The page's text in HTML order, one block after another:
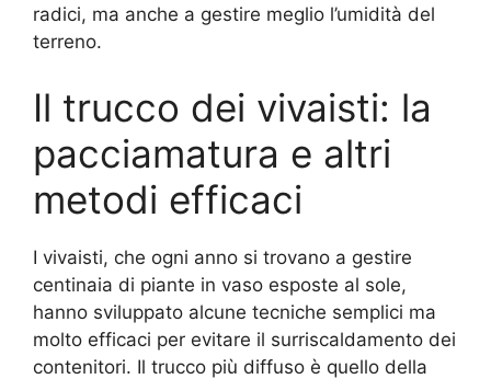
radici, ma anche a gestire meglio l’umidità del
terreno.
Il trucco dei vivaisti: la
pacciamatura e altri
metodi efficaci
I vivaisti, che ogni anno si trovano a gestire
centinaia di piante in vaso esposte al sole,
hanno sviluppato alcune tecniche semplici ma
molto efficaci per evitare il surriscaldamento dei
contenitori. Il trucco più diffuso è quello della